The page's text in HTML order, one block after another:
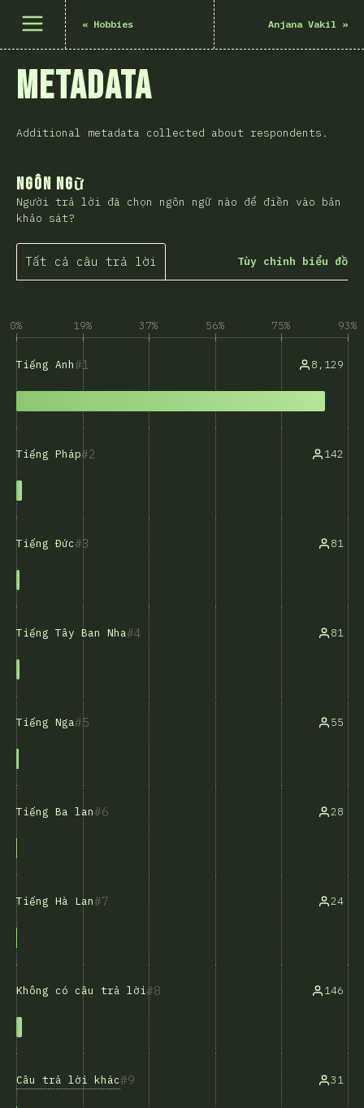
Mở menu « Hobbies Anjana Vakil »
Metadata
Additional metadata collected about respondents.
Ngôn ngữ
Người trả lời đã chọn ngôn ngữ nào để điền vào bản
khảo sát?
Tất cả câu trả lời Tùy chỉnh biểu đồ
0% 19% 37% 56% 75% 93%
1
Tiếng Anh 8,129
2
Tiếng Pháp 142
3
Tiếng Đức 81
4
Tiếng Tây Ban Nha 81
5
Tiếng Nga 55
6
Tiếng Ba lan 28
7
Tiếng Hà Lan 24
8
Không có câu trả lời 146
9
Câu trả lời khác 31